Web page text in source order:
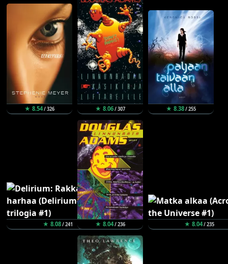
★ 8.54/ 326 ★ 8.06/ 307 ★ 8.38/ 255
★ 8.08/ 241 ★ 8.04/ 236 ★ 8.04/ 235